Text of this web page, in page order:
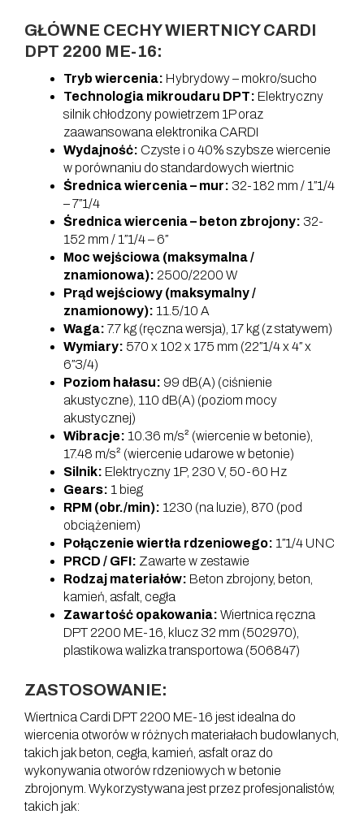
GŁÓWNE CECHY WIERTNICY CARDI
DPT 2200 ME-16:
Tryb wiercenia: Hybrydowy – mokro/sucho
Technologia mikroudaru DPT: Elektryczny
silnik chłodzony powietrzem 1P oraz
zaawansowana elektronika CARDI
Wydajność: Czyste i o 40% szybsze wiercenie
w porównaniu do standardowych wiertnic
Średnica wiercenia – mur: 32-182 mm / 1″1/4
– 7″1/4
Średnica wiercenia – beton zbrojony: 32-
152 mm / 1″1/4 – 6″
Moc wejściowa (maksymalna /
znamionowa): 2500/2200 W
Prąd wejściowy (maksymalny /
znamionowy): 11.5/10 A
Waga: 7.7 kg (ręczna wersja), 17 kg (z statywem)
Wymiary: 570 x 102 x 175 mm (22″1/4 x 4″ x
6″3/4)
Poziom hałasu: 99 dB(A) (ciśnienie
akustyczne), 110 dB(A) (poziom mocy
akustycznej)
Wibracje: 10.36 m/s² (wiercenie w betonie),
17.48 m/s² (wiercenie udarowe w betonie)
Silnik: Elektryczny 1P, 230 V, 50-60 Hz
Gears: 1 bieg
RPM (obr./min): 1230 (na luzie), 870 (pod
obciążeniem)
Połączenie wiertła rdzeniowego: 1″1/4 UNC
PRCD / GFI: Zawarte w zestawie
Rodzaj materiałów: Beton zbrojony, beton,
kamień, asfalt, cegła
Zawartość opakowania: Wiertnica ręczna
DPT 2200 ME-16, klucz 32 mm (502970),
plastikowa walizka transportowa (506847)
ZASTOSOWANIE:
Wiertnica Cardi DPT 2200 ME-16 jest idealna do
wiercenia otworów w różnych materiałach budowlanych,
takich jak beton, cegła, kamień, asfalt oraz do
wykonywania otworów rdzeniowych w betonie
zbrojonym. Wykorzystywana jest przez profesjonalistów,
takich jak: